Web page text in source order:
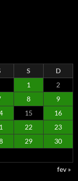
S
D
1
2
8
9
15
16
22
23
29
30
fev »